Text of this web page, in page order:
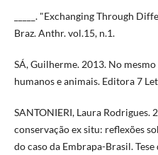
_____. "Exchanging Through
Braz. Anthr. vol.15, n.1.
SÁ, Guilherme. 2013. No
humanos e animais. Editora 7
SANTONIERI, Laura Rodrigues.
conservação ex situ: reflexões
do caso da Embrapa-Brasil.